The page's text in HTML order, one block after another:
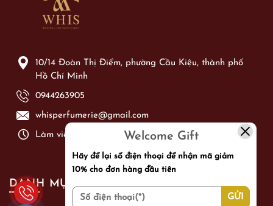
10/14 Đoàn Thị Điểm, phường Cầu Kiệu, thành phố
Hồ Chí Minh
0944263905
whisperfumerie@gmail.com
Làm việc từ: Thứ 2 - Chủ Nhật từ 09h00 - 21h00
DANH MỤC SẢN PHẨM
Welcome Gift
Hãy để lại số điện thoại để nhận mã giảm
10% cho đơn hàng đầu tiên